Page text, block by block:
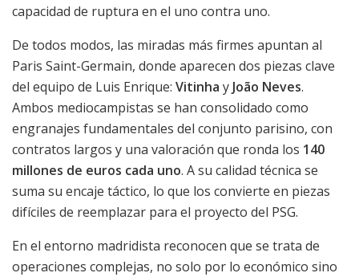
capacidad de ruptura en el uno contra uno.
De todos modos, las miradas más firmes apuntan al
Paris Saint-Germain, donde aparecen dos piezas clave
del equipo de Luis Enrique: Vitinha y João Neves.
Ambos mediocampistas se han consolidado como
engranajes fundamentales del conjunto parisino, con
contratos largos y una valoración que ronda los 140
millones de euros cada uno. A su calidad técnica se
suma su encaje táctico, lo que los convierte en piezas
difíciles de reemplazar para el proyecto del PSG.
En el entorno madridista reconocen que se trata de
operaciones complejas, no solo por lo económico sino